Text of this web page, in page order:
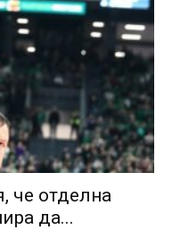
че отделна
да...